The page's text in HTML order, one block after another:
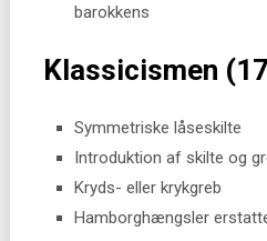
barokkens
Klassicismen
Symmetriske låseskilte
Introduktion af skilte og
Kryds- eller krykgreb
Hamborghængsler